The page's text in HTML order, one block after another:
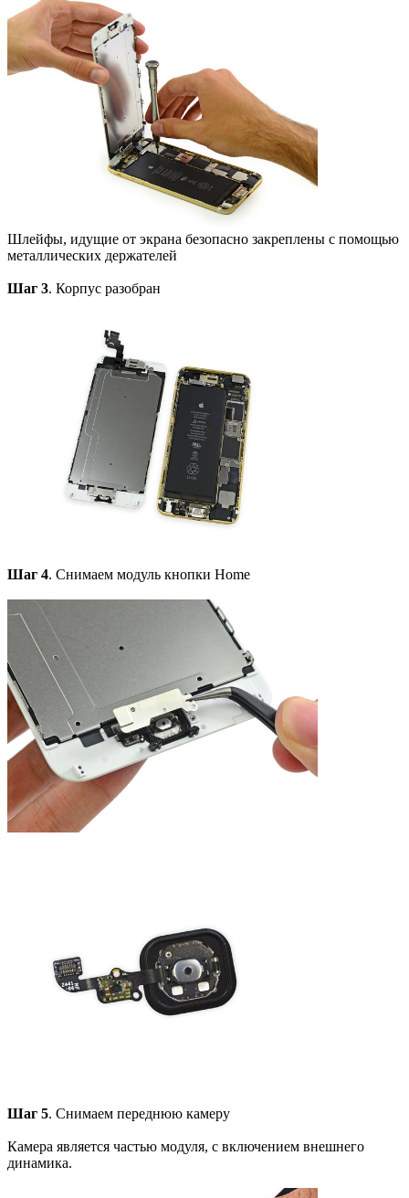
Шлейфы, идущие от экрана безопасно закреплены с помощью
металлических держателей
Шаг 3. Корпус разобран
Шаг 4. Снимаем модуль кнопки Home
Шаг 5. Снимаем переднюю камеру
Камера является частью модуля, с включением внешнего
динамика.